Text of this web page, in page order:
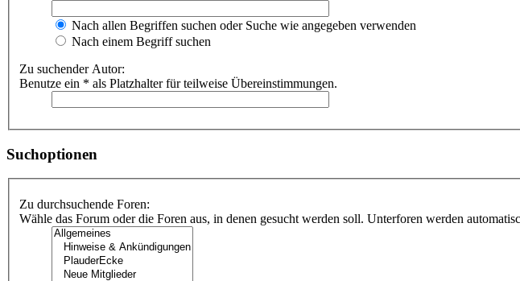
Nach allen Begriffen suchen oder Suche wie angegeben verwenden
Nach einem Begriff suchen
Zu suchender Autor:
Benutze ein * als Platzhalter für teilweise Übereinstimmungen.
Suchoptionen
Zu durchsuchende Foren:
Wähle das Forum oder die Foren aus, in denen gesucht werden soll. Unterforen werden